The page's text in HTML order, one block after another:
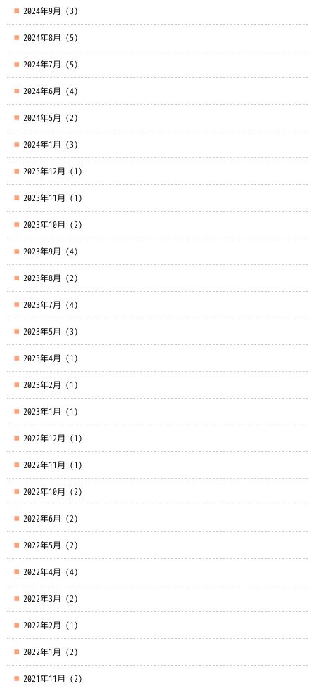
2024年9月 (3)
2024年8月 (5)
2024年7月 (5)
2024年6月 (4)
2024年5月 (2)
2024年1月 (3)
2023年12月 (1)
2023年11月 (1)
2023年10月 (2)
2023年9月 (4)
2023年8月 (2)
2023年7月 (4)
2023年5月 (3)
2023年4月 (1)
2023年2月 (1)
2023年1月 (1)
2022年12月 (1)
2022年11月 (1)
2022年10月 (2)
2022年6月 (2)
2022年5月 (2)
2022年4月 (4)
2022年3月 (2)
2022年2月 (1)
2022年1月 (2)
2021年11月 (2)